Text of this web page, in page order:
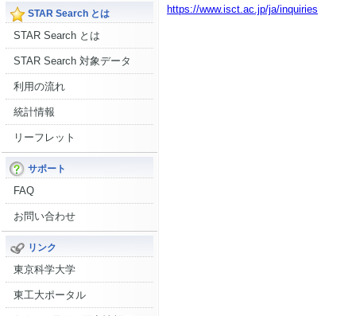
STAR Search とは
STAR Search とは
STAR Search 対象データ
利用の流れ
統計情報
リーフレット
サポート
FAQ
お問い合わせ
リンク
東京科学大学
東工大ポータル
https://www.isct.ac.jp/ja/inquiries